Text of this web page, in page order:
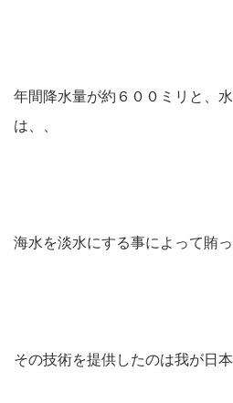
年間降水量が約６００ミリと、
は、、
海水を淡水にする事によって賄っ
その技術を提供したのは我が日本